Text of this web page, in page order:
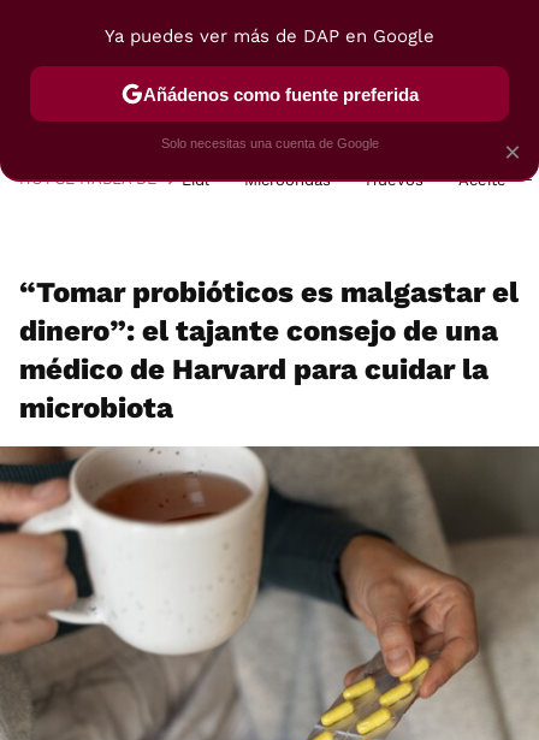
POSTRES VIAJES SELECCIÓN VEGUI
HOY SE HABLA DE Lidl Microondas Huevos Aceite
“Tomar probióticos es malgastar el
dinero”: el tajante consejo de una
médico de Harvard para cuidar la
microbiota
×
Ya puedes ver más de DAP en Google
Añádenos como fuente preferida
Solo necesitas una cuenta de Google